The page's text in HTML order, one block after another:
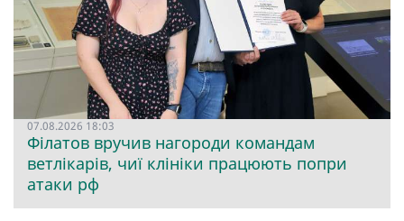
07.08.2026 18:03
Філатов вручив нагороди командам
ветлікарів, чиї клініки працюють попри
атаки рф